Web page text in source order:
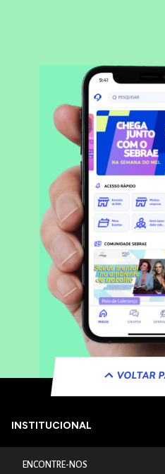
VOLTAR
INSTITUCIONAL
ENCONTRE-NOS